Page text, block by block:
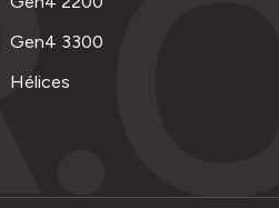
Gen4 3300
Hélices